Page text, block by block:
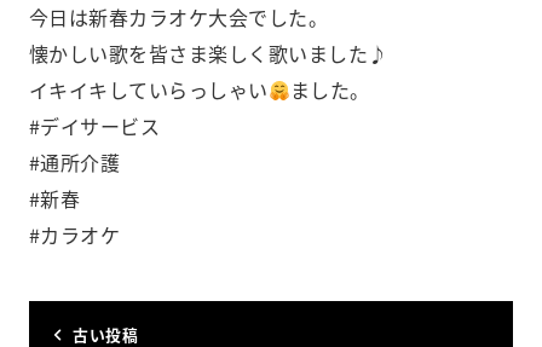
今日は新春カラオケ大会でした。
懐かしい歌を皆さま楽しく歌いました♪
イキイキしていらっしゃい
ました。
#デイサービス
#通所介護
#新春
#カラオケ
古い投稿